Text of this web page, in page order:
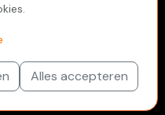
Alles accepteren